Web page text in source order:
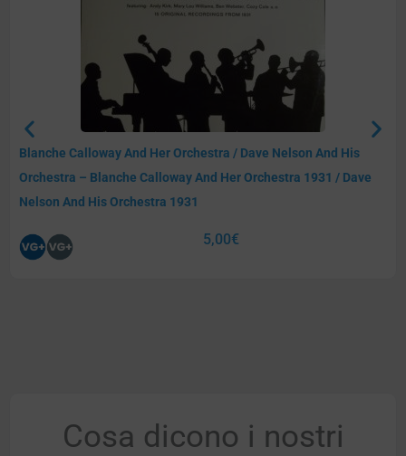
Blanche Calloway And Her Orchestra / Dave Nelson And His
Orchestra – Blanche Calloway And Her Orchestra 1931 / Dave
Nelson And His Orchestra 1931
5,00€
Cosa dicono i nostri